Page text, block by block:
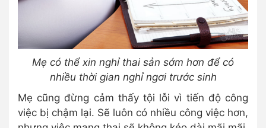
Mẹ có thể xin nghỉ thai sản sớm hơn để có
nhiều thời gian nghỉ ngơi trước sinh
Mẹ cũng đừng cảm thấy tội lỗi vì tiến độ công
việc bị chậm lại. Sẽ luôn có nhiều công việc hơn,